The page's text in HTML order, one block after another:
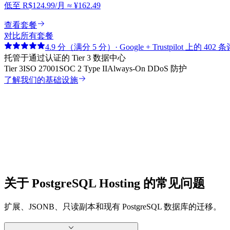
低至 R$124.99/月 ≈ ¥162.49
查看套餐
对比所有套餐
4.9 分（满分 5 分）· Google + Trustpilot 上的 402 条
托管于通过认证的 Tier 3 数据中心
Tier 3ISO 27001 SOC 2 Type IIAlways-On DDoS 防护
了解我们的基础设施
关于 PostgreSQL Hosting 的常见问题
扩展、JSONB、只读副本和现有 PostgreSQL 数据库的迁移。